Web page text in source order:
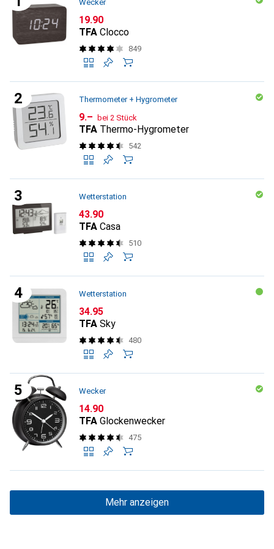
Wecker
CHF
19.90
TFA Clocco
849
Thermometer + Hygrometer
CHF
9.– bei 2 Stück
TFA Thermo-Hygrometer
542
Wetterstation
CHF
43.90
TFA Casa
510
Wetterstation
CHF
34.95
TFA Sky
480
Wecker
CHF
14.90
TFA Glockenwecker
475
Mehr anzeigen